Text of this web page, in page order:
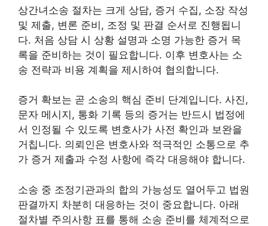
상간녀소송 절차는 크게 상담, 증거 수집, 소장 작성
및 제출, 변론 준비, 조정 및 판결 순서로 진행됩니
다. 처음 상담 시 상황 설명과 소명 가능한 증거 목
록을 준비하는 것이 필요합니다. 이후 변호사는 소
송 전략과 비용 계획을 제시하여 협의합니다.
증거 확보는 곧 소송의 핵심 준비 단계입니다. 사진,
문자 메시지, 통화 기록 등의 증거는 반드시 법정에
서 인정될 수 있도록 변호사가 사전 확인과 보완을
거칩니다. 의뢰인은 변호사와 적극적인 소통으로 추
가 증거 제출과 수정 사항에 즉각 대응해야 합니다.
소송 중 조정기관과의 합의 가능성도 열어두고 법원
판결까지 차분히 대응하는 것이 중요합니다. 아래
절차별 주의사항 표를 통해 소송 준비를 체계적으로